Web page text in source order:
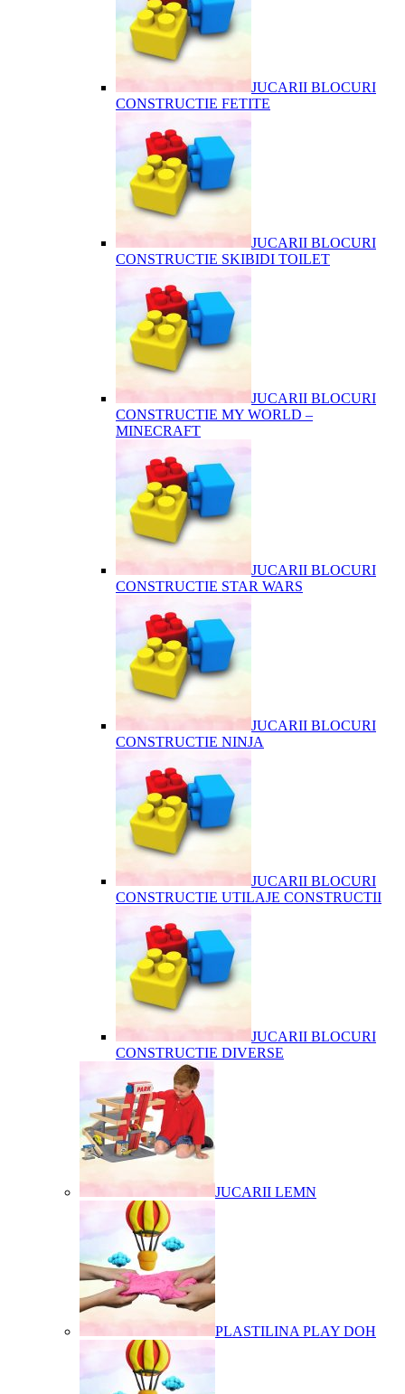
JUCARII BLOCURI
CONSTRUCTIE FETITE
JUCARII BLOCURI
CONSTRUCTIE SKIBIDI TOILET
JUCARII BLOCURI
CONSTRUCTIE MY WORLD –
MINECRAFT
JUCARII BLOCURI
CONSTRUCTIE STAR WARS
JUCARII BLOCURI
CONSTRUCTIE NINJA
JUCARII BLOCURI
CONSTRUCTIE UTILAJE CONSTRUCTII
JUCARII BLOCURI
CONSTRUCTIE DIVERSE
JUCARII LEMN
PLASTILINA PLAY DOH